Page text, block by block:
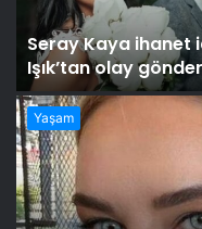
Seray Kaya ihanet
Işık’tan olay
Yaşam